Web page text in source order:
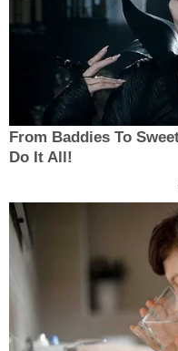
From Baddies To
Do It All!